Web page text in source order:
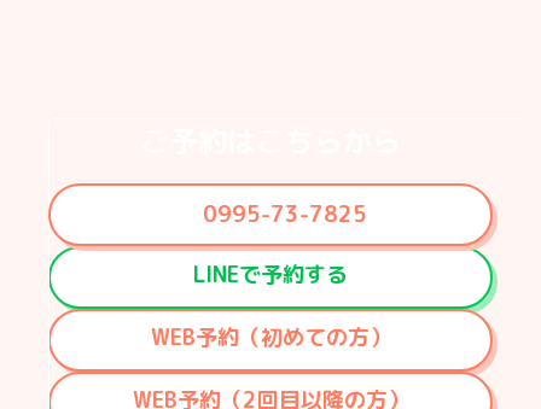
0995-73-7825
LINEで予約する
WEB予約（初めての方）
WEB予約（2回目以降の方）